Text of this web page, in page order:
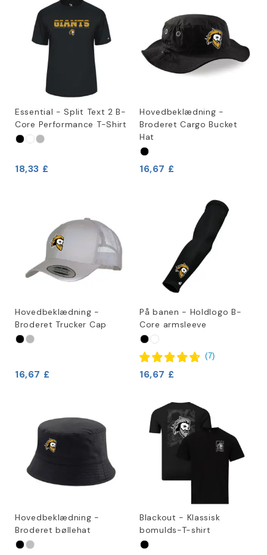
Essential - Split Text 2 B-
Core Performance T-Shirt
18,33 £
Hovedbeklædning -
Broderet Cargo Bucket
Hat
16,67 £
Hovedbeklædning -
Broderet Trucker Cap
16,67 £
På banen - Holdlogo B-
Core armsleeve
(7)
16,67 £
Hovedbeklædning -
Broderet bøllehat
Blackout - Klassisk
bomulds-T-shirt